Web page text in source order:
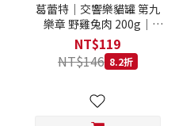
葛蕾特｜交響樂貓罐 第九
樂章 野雞兔肉 200g｜
GranataPet 200克 主食罐
無穀罐 無膠罐 主食貓罐 德
罐
NT$119
NT$146 8.2折